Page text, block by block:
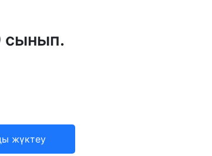
сынып.
жүктеу